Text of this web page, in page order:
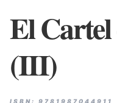
El Cartel
(III)
ISBN: 9781987044911